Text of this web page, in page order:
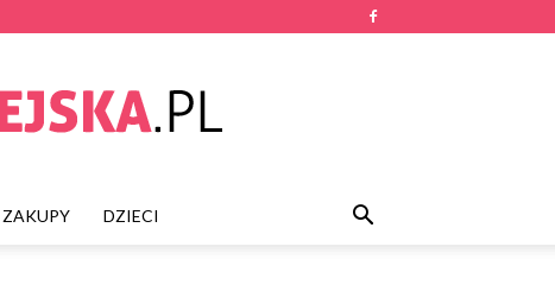
ZAKUPY DZIECI